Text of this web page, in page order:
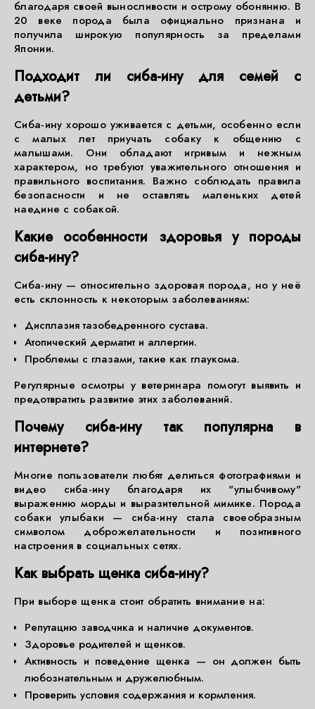
благодаря своей выносливости и острому обонянию. В
20 веке порода была официально признана и
получила широкую популярность за пределами
Японии.
Подходит ли сиба-ину для семей с
детьми?
Сиба-ину хорошо уживается с детьми, особенно если
с малых лет приучать собаку к общению с
малышами. Они обладают игривым и нежным
характером, но требуют уважительного отношения и
правильного воспитания. Важно соблюдать правила
безопасности и не оставлять маленьких детей
наедине с собакой.
Какие особенности здоровья у породы
сиба-ину?
Сиба-ину — относительно здоровая порода, но у неё
есть склонность к некоторым заболеваниям:
Дисплазия тазобедренного сустава.
Атопический дерматит и аллергии.
Проблемы с глазами, такие как глаукома.
Регулярные осмотры у ветеринара помогут выявить и
предотвратить развитие этих заболеваний.
Почему сиба-ину так популярна в
интернете?
Многие пользователи любят делиться фотографиями и
видео сиба-ину благодаря их "улыбчивому"
выражению морды и выразительной мимике. Порода
собаки улыбаки — сиба-ину стала своеобразным
символом доброжелательности и позитивного
настроения в социальных сетях.
Как выбрать щенка сиба-ину?
При выборе щенка стоит обратить внимание на:
Репутацию заводчика и наличие документов.
Здоровье родителей и щенков.
Активность и поведение щенка — он должен быть
любознательным и дружелюбным.
Проверить условия содержания и кормления.